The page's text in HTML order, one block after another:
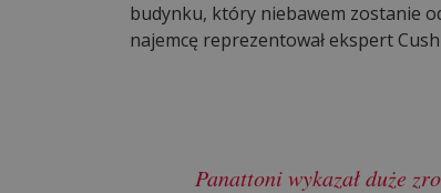
budynku, który niebawem zostanie
najemcę reprezentował ekspert
Panattoni wykazał duże